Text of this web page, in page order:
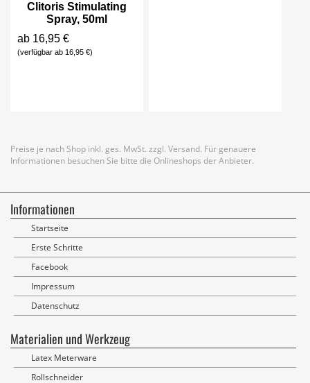
Clitoris Stimulating
Spray, 50ml
ab 16,95 €
(verfügbar ab 16,95 €)
Preise je nach Shop inkl. ges. MwSt. zzgl. Versand. Für genauere
Informationen besuchen Sie bitte die Onlineshops der Anbieter.
Informationen
Startseite
Erste Schritte
Facebook
Impressum
Datenschutz
Materialien und Werkzeug
Latex Meterware
Rollschneider